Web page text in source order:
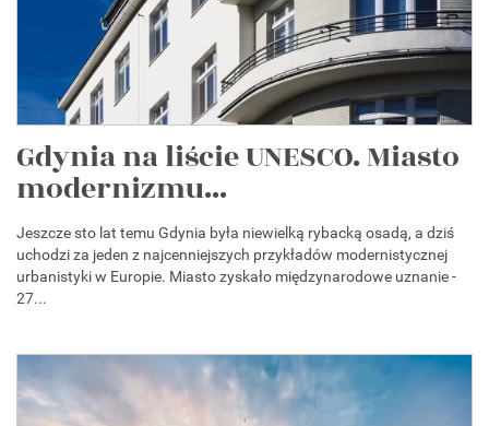
Gdynia na liście UNESCO. Miasto
modernizmu...
Jeszcze sto lat temu Gdynia była niewielką rybacką osadą, a dziś
uchodzi za jeden z najcenniejszych przykładów modernistycznej
urbanistyki w Europie. Miasto zyskało międzynarodowe uznanie -
27...